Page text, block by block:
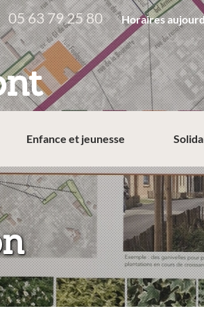
05 63 79 25 80 Horaires
Enfance et jeunesse
: